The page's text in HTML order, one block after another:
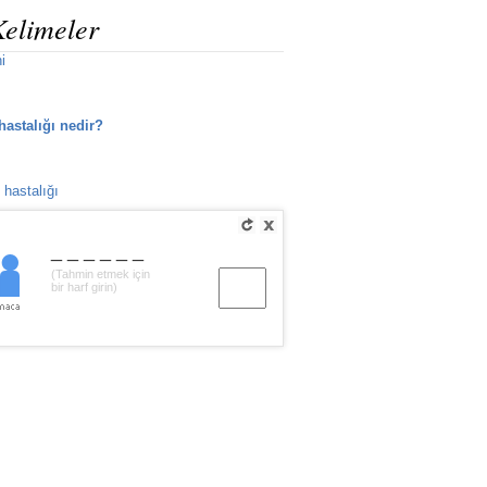
nedir?
(Tahmin etmek için
bir harf girin)